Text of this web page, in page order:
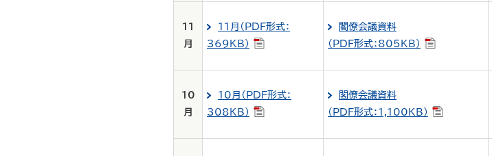
11
月
11月（PDF形式：
369KB）
閣僚会議資料
（PDF形式：805KB）
10
月
10月（PDF形式：
308KB）
閣僚会議資料
（PDF形式：1,100KB）